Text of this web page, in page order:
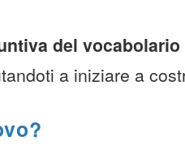
del vocabolario
a iniziare a